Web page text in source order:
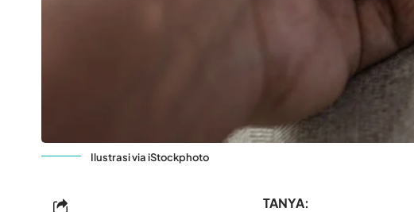
Ilustrasi via iStockphoto
TANYA: